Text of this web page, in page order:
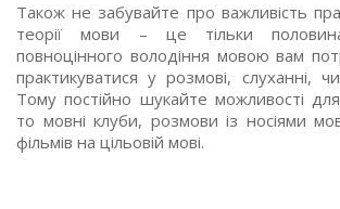
Також не забувайте про важливість
теорії мови – це тільки
повноцінного володіння мовою вам
практикуватися у розмові, слуханні,
Тому постійно шукайте можливості
то мовні клуби, розмови із носіями
фільмів на цільовій мові.